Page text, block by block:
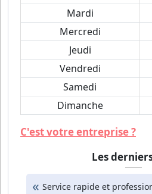
Mardi
Mercredi
Jeudi
Vendredi
Samedi
Dimanche
C'est votre entreprise ?
Les
Service rapide et